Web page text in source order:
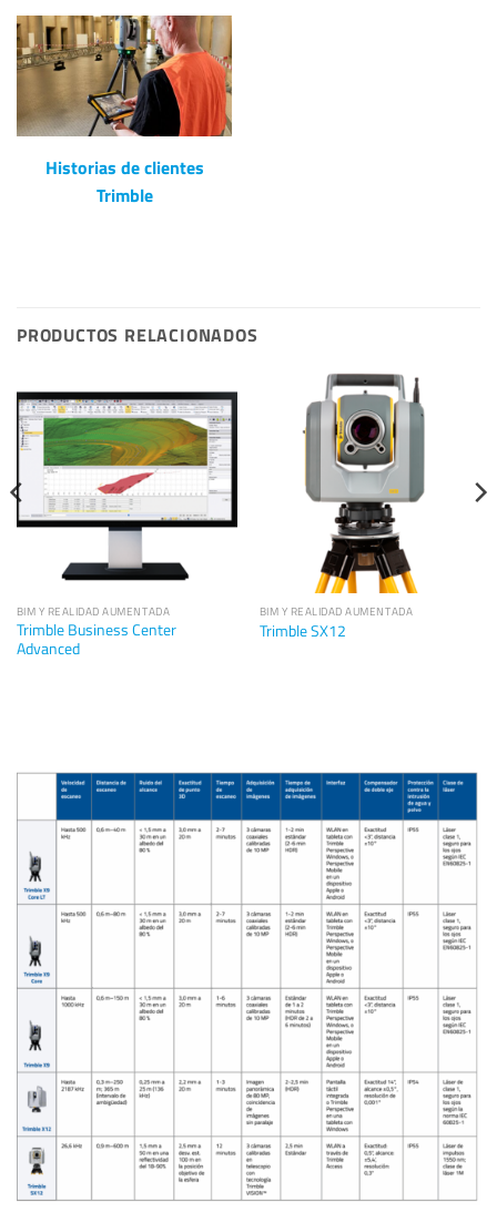
Historias de clientes
Trimble
PRODUCTOS RELACIONADOS
BIM Y REALIDAD AUMENTADA
Trimble Business Center
Advanced
BIM Y REALIDAD AUMENTADA
Trimble SX12